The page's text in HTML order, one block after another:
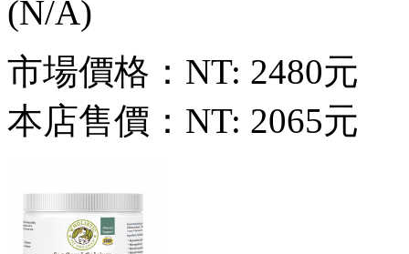
市場價格： NT: 2480元
本店售價： NT: 2065元